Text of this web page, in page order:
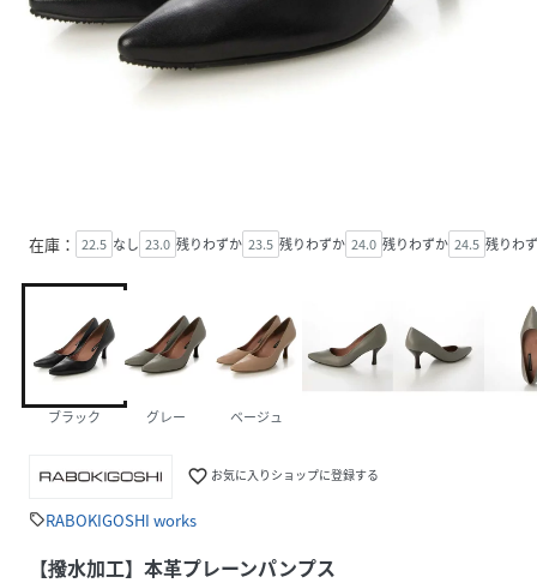
在庫： 22.5 なし 23.0 残りわずか 23.5 残りわずか 24.0 残りわずか 24.5 残りわ
ブラック グレー ベージュ
favorite_border お気に入りショップに登録する
sellRABOKIGOSHI works
【撥水加工】本革プレーンパンプス